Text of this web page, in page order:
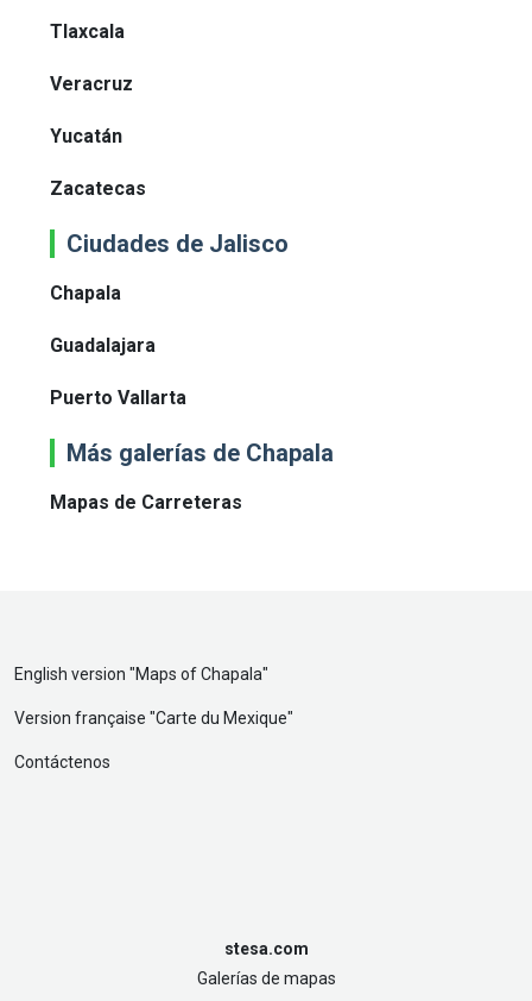
Tlaxcala
Veracruz
Yucatán
Zacatecas
Ciudades de Jalisco
Chapala
Guadalajara
Puerto Vallarta
Más galerías de Chapala
Mapas de Carreteras
English version "Maps of Chapala"
Version française "Carte du Mexique"
Contáctenos
stesa.com
Galerías de mapas